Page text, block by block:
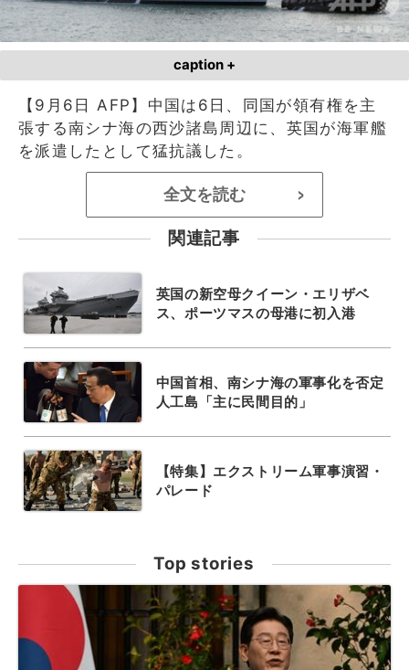
caption +
【9月6日 AFP】中国は6日、同国が領有権を主
張する南シナ海の西沙諸島周辺に、英国が海軍艦
を派遣したとして猛抗議した。
全文を読む >
関連記事
英国の新空母クイーン・エリザベ
ス、ポーツマスの母港に初入港
中国首相、南シナ海の軍事化を否定
人工島「主に民間目的」
【特集】エクストリーム軍事演習・
パレード
Top stories